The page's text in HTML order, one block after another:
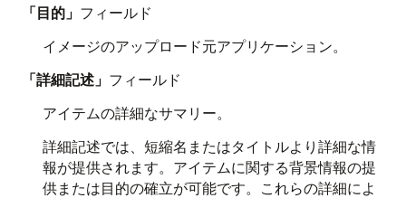
「目的」 フィールド
イメージのアップロード元アプリケーション。
「詳細記述」 フィールド
アイテムの詳細なサマリー。
詳細記述では、短縮名またはタイトルより詳細な情
報が提供されます。アイテムに関する背景情報の提
供または目的の確立が可能です。これらの詳細によ